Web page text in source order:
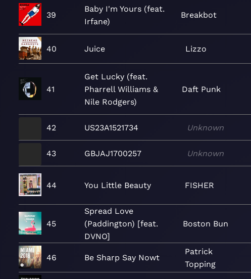
39
Baby I'm Yours (feat.
Irfane)
Breakbot
40 Juice Lizzo
41
Get Lucky (feat.
Pharrell Williams &
Nile Rodgers)
Daft Punk
42 US23A1521734 Unknown
43 GBJAJ1700257 Unknown
44 You Little Beauty FISHER
45
Spread Love
(Paddington) [feat.
DVNO]
Boston Bun
46 Be Sharp Say Nowt
Patrick
Topping